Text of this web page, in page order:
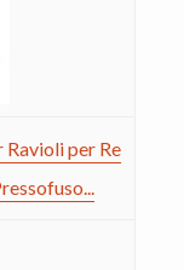
Ravioli per Re